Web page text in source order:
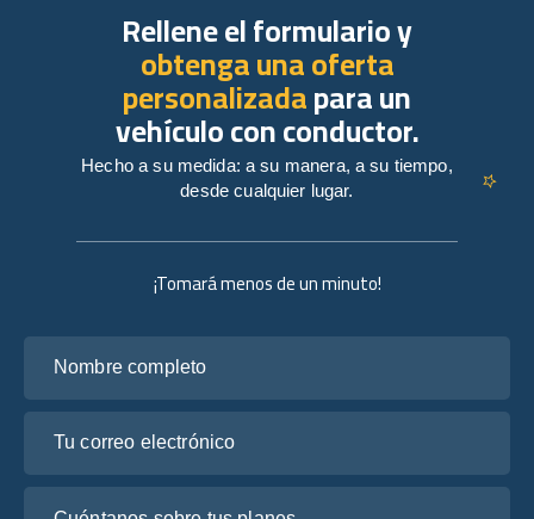
¡Tomará menos de un minuto!
Rellene el formulario y
obtenga una oferta
personalizadapara un
vehículo con conductor.
Hecho a su medida: a su manera, a su tiempo,
desde cualquier lugar.